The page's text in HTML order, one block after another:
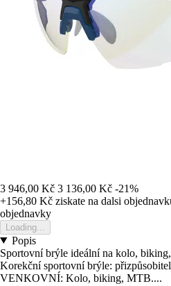
3 946,00 Kč 3 136,00 Kč -21%
+156,80 Kč ziskate na dalsi
objednavky
Loading...
Popis
Sportovní brýle ideální na kolo,
Korekční sportovní brýle:
VENKOVNÍ: Kolo, biking, MTB....